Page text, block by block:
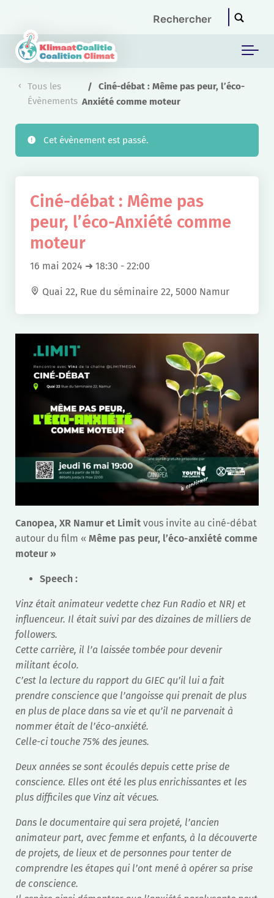
Tous les
Évènements
Ciné-débat : Même pas peur, l’éco-
Anxiété comme moteur
Cet évènement est passé.
Ciné-débat : Même pas
peur, l’éco-Anxiété comme
moteur
16 mai 2024 ➜ 18:30 - 22:00
Quai 22, Rue du séminaire 22, 5000 Namur
Canopea, XR Namur et Limit vous invite au ciné-débat
autour du film « Même pas peur, l’éco-anxiété comme
moteur »
Speech :
Vinz était animateur vedette chez Fun Radio et NRJ et
influenceur. Il était suivi par des dizaines de milliers de
followers.
Cette carrière, il l’a laissée tombée pour devenir
militant écolo.
C’est la lecture du rapport du GIEC qu’il lui a fait
prendre conscience que l’angoisse qui prenait de plus
en plus de place dans sa vie et qu’il ne parvenait à
nommer était de l’éco-anxiété.
Celle-ci touche 75% des jeunes.
Deux années se sont écoulés depuis cette prise de
conscience. Elles ont été les plus enrichissantes et les
plus difficiles que Vinz ait vécues.
Dans le documentaire qui sera projeté, l’ancien
animateur part, avec femme et enfants, à la découverte
de projets, de lieux et de personnes pour tenter de
comprendre les étapes qui l’ont mené à opérer sa prise
de conscience.